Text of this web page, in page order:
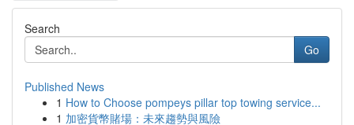
Search
Go
Published News
1 How to Choose pompeys pillar top towing service...
1 加密貨幣賭場：未來趨勢與風險